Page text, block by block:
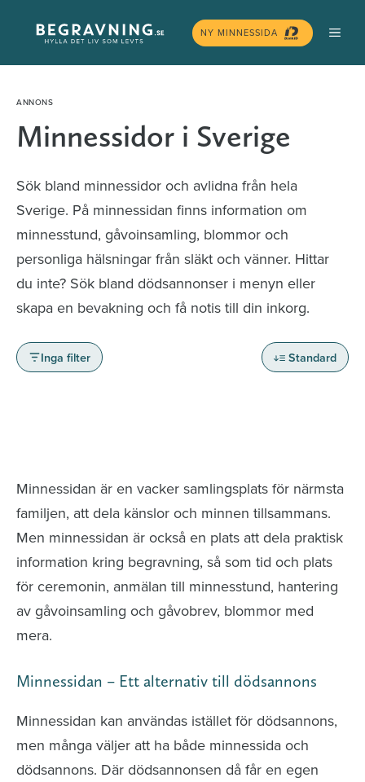
innehåll
NY MINNESSIDA
Minnessidor i Sverige
Sök bland minnessidor och avlidna från hela
Sverige. På minnessidan finns information om
minnesstund, gåvoinsamling, blommor och
personliga hälsningar från släkt och vänner. Hittar
du inte? Sök bland dödsannonser i menyn eller
skapa en bevakning och få notis till din inkorg.
Inga filter Standard
Minnessidan är en vacker samlingsplats för närmsta
familjen, att dela känslor och minnen tillsammans.
Men minnessidan är också en plats att dela praktisk
information kring begravning, så som tid och plats
för ceremonin, anmälan till minnesstund, hantering
av gåvoinsamling och gåvobrev, blommor med
mera.
Minnessidan – Ett alternativ till dödsannons
Minnessidan kan användas istället för dödsannons,
men många väljer att ha både minnessida och
dödsannons. Där dödsannonsen då får en egen